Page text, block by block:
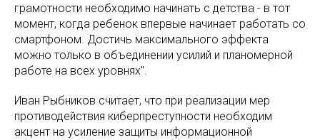
грамотности необходимо начинать с детства - в тот
момент, когда ребенок впервые начинает работать со
смартфоном. Достичь максимального эффекта
можно только в объединении усилий и планомерной
работе на всех уровнях".
Иван Рыбников считает, что при реализации мер
противодействия киберпреступности необходим
акцент на усиление защиты информационной